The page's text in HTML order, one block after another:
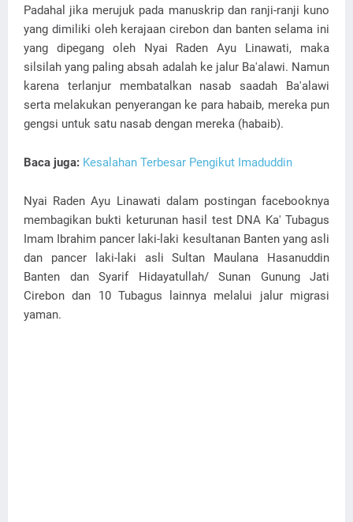
Padahal jika merujuk pada manuskrip dan ranji-ranji kuno
yang dimiliki oleh kerajaan cirebon dan banten selama ini
yang dipegang oleh Nyai Raden Ayu Linawati, maka
silsilah yang paling absah adalah ke jalur Ba'alawi. Namun
karena terlanjur membatalkan nasab saadah Ba'alawi
serta melakukan penyerangan ke para habaib, mereka pun
gengsi untuk satu nasab dengan mereka (habaib).
Baca juga: Kesalahan Terbesar Pengikut Imaduddin
Nyai Raden Ayu Linawati dalam postingan facebooknya
membagikan bukti keturunan hasil test DNA Ka' Tubagus
Imam Ibrahim pancer laki-laki kesultanan Banten yang asli
dan pancer laki-laki asli Sultan Maulana Hasanuddin
Banten dan Syarif Hidayatullah/ Sunan Gunung Jati
Cirebon dan 10 Tubagus lainnya melalui jalur migrasi
yaman.